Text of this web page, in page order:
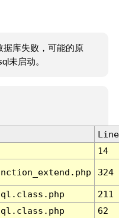
据库失败，可能的原
未启动。
Line
14
324
211
62